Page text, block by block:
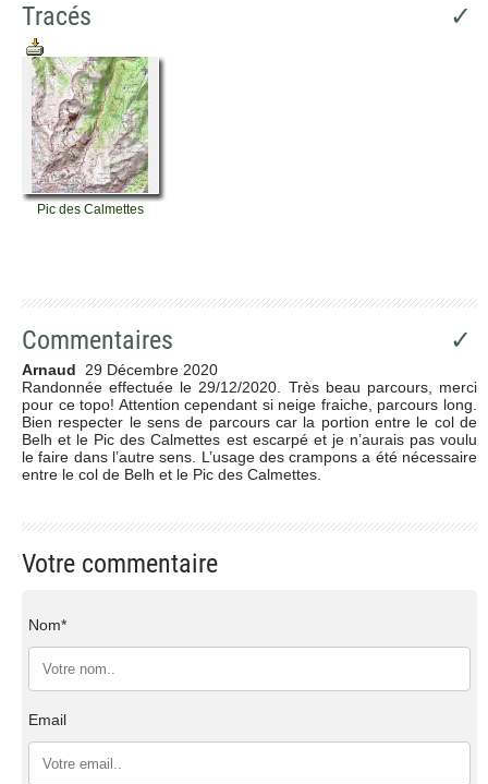
Tracés ✓
Pic des Calmettes
Commentaires ✓
Arnaud
29 Décembre 2020
Randonnée effectuée le 29/12/2020. Très beau parcours, merci
pour ce topo! Attention cependant si neige fraiche, parcours long.
Bien respecter le sens de parcours car la portion entre le col de
Belh et le Pic des Calmettes est escarpé et je n’aurais pas voulu
le faire dans l’autre sens. L’usage des crampons a été nécessaire
entre le col de Belh et le Pic des Calmettes.
Votre commentaire
Nom*
Email